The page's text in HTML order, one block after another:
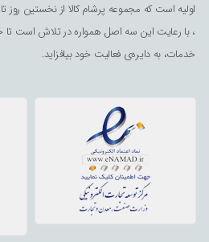
اولیه است که مجموعه پرشام کالا از نخستین
، با رعایت این سه اصل همواره در تلاش است تا
خدمات، به دایره‌ی فعالیت خود بیافزاید.